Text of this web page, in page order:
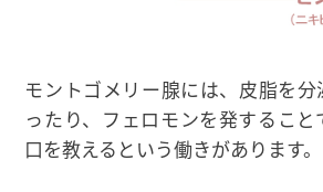
モントゴメリー腺には、皮脂を
ったり、フェロモンを発するこ
口を教えるという働きがあります。